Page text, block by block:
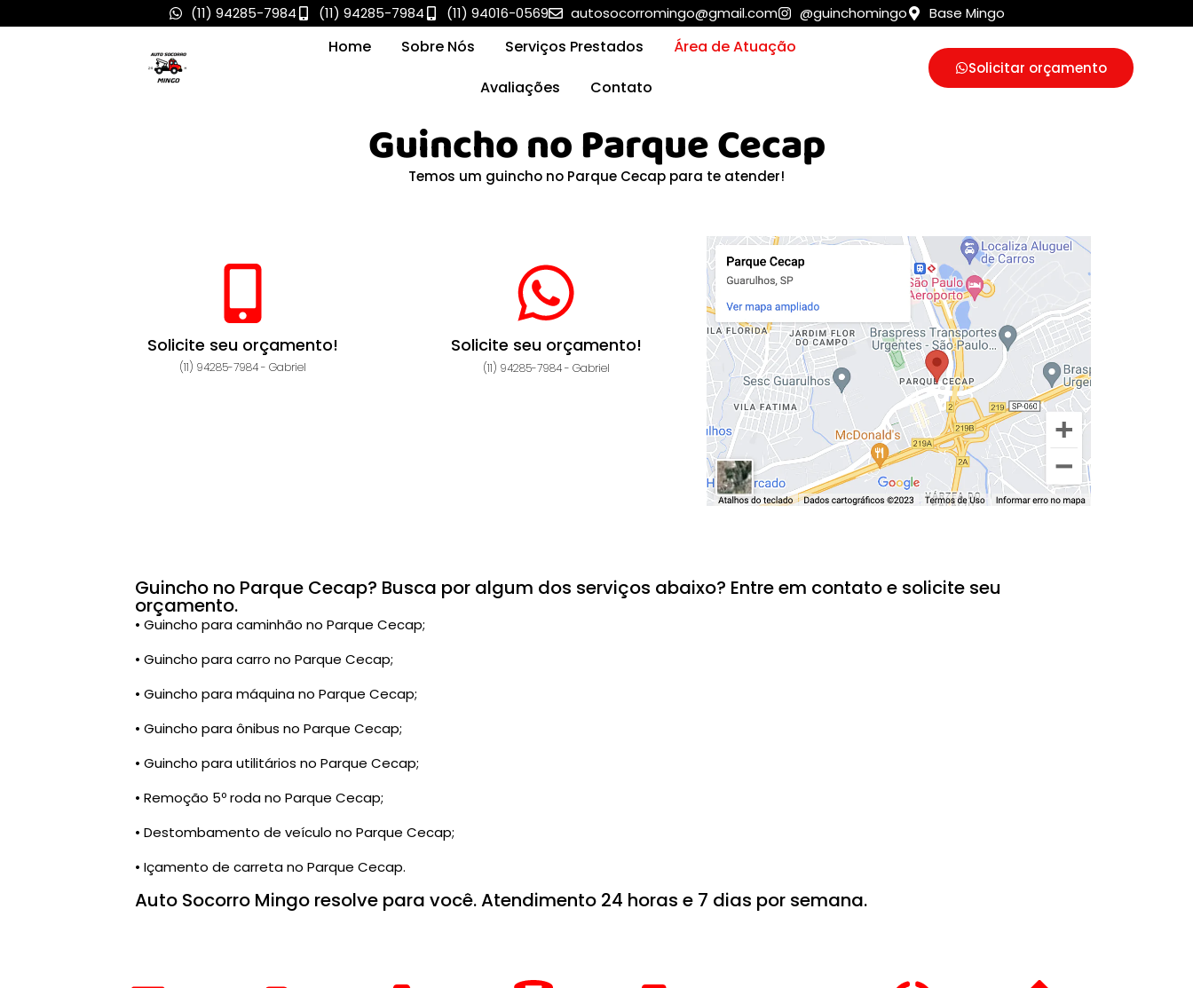
(11) 94285-7984 (11) 94285-7984 (11) 94016-0569 autosocorromingo@gmail.com @guinchomingo Base Mingo
Home Sobre Nós Serviços Prestados
Área de Atuação
Avaliações
Contato
Solicitar orçamento
Guincho no Parque Cecap
Temos um guincho no Parque Cecap para te atender!
Solicite seu orçamento!
(11) 94285-7984 - Gabriel
Solicite seu orçamento!
(11) 94285-7984 - Gabriel
Guincho no Parque Cecap? Busca por algum dos serviços abaixo? Entre em contato e solicite seu
orçamento.
• Guincho para caminhão no Parque Cecap;
• Guincho para carro no Parque Cecap;
• Guincho para máquina no Parque Cecap;
• Guincho para ônibus no Parque Cecap;
• Guincho para utilitários no Parque Cecap;
• Remoção 5º roda no Parque Cecap;
• Destombamento de veículo no Parque Cecap;
• Içamento de carreta no Parque Cecap.
Auto Socorro Mingo resolve para você. Atendimento 24 horas e 7 dias por semana.